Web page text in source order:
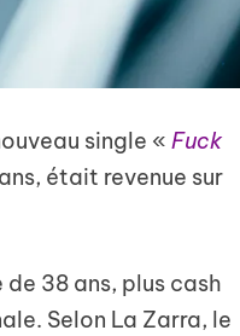
single «Fuck
était revenue sur
38 ans, plus cash
Selon La Zarra, le